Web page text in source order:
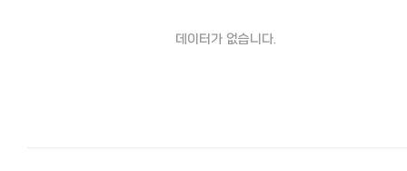
데이터가 없습니다.